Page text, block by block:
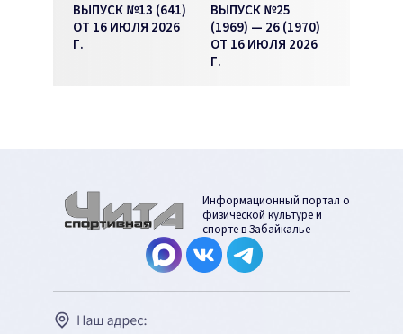
ВЫПУСК №13 (641)
ОТ 16 ИЮЛЯ 2026
Г.
ВЫПУСК №25
(1969) — 26 (1970)
ОТ 16 ИЮЛЯ 2026
Г.
Информационный портал о
физической культуре и
спорте в Забайкалье